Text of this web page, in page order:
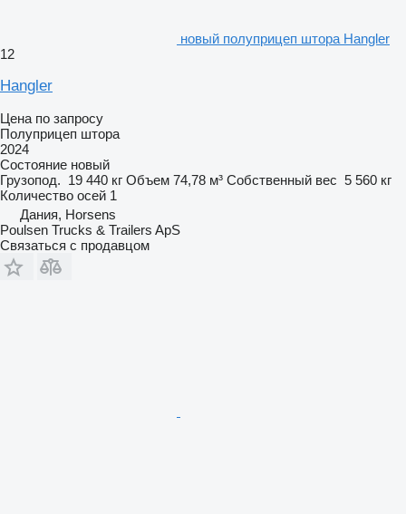
новый полуприцеп штора Hangler
12
Hangler
Цена по запросу
Полуприцеп штора
2024
Состояние новый
Грузопод. 19 440 кг Объем 74,78 м³ Собственный вес 5 560 кг
Количество осей 1
Дания, Horsens
Poulsen Trucks & Trailers ApS
Связаться с продавцом